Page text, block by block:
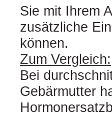
Sie mit Ihrem
zusätzliche
können.
Zum Vergleich:
Bei
Gebärmutter